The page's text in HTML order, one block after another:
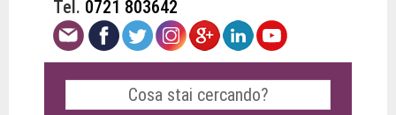
Tel. 0721 803642